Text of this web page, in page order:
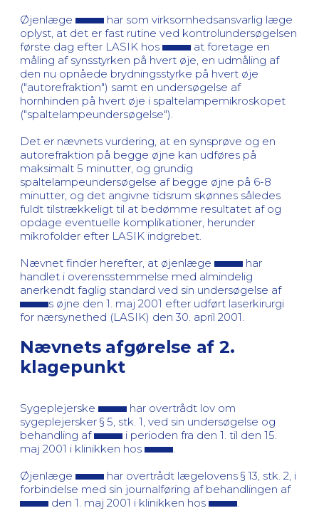
Øjenlæge
har som virksomhedsansvarlig læge
oplyst, at det er fast rutine ved kontrolundersøgelsen
første dag efter LASIK hos
at foretage en
måling af synsstyrken på hvert øje, en udmåling af
den nu opnåede brydningsstyrke på hvert øje
("autorefraktion") samt en undersøgelse af
hornhinden på hvert øje i spaltelampemikroskopet
("spaltelampeundersøgelse").
Det er nævnets vurdering, at en synsprøve og en
autorefraktion på begge øjne kan udføres på
maksimalt 5 minutter, og grundig
spaltelampeundersøgelse af begge øjne på 6-8
minutter, og det angivne tidsrum skønnes således
fuldt tilstrækkeligt til at bedømme resultatet af og
opdage eventuelle komplikationer, herunder
mikrofolder efter LASIK indgrebet.
Nævnet finder herefter, at øjenlæge
har
handlet i overensstemmelse med almindelig
anerkendt faglig standard ved sin undersøgelse af
s øjne den 1. maj 2001 efter udført laserkirurgi
for nærsynethed (LASIK) den 30. april 2001.
Nævnets afgørelse af 2.
klagepunkt
Sygeplejerske
har overtrådt lov om
sygeplejersker § 5, stk. 1, ved sin undersøgelse og
behandling af
i perioden fra den 1. til den 15.
maj 2001 i klinikken hos
Øjenlæge
har overtrådt lægelovens § 13, stk. 2, i
forbindelse med sin journalføring af behandlingen af
den 1. maj 2001 i klinikken hos